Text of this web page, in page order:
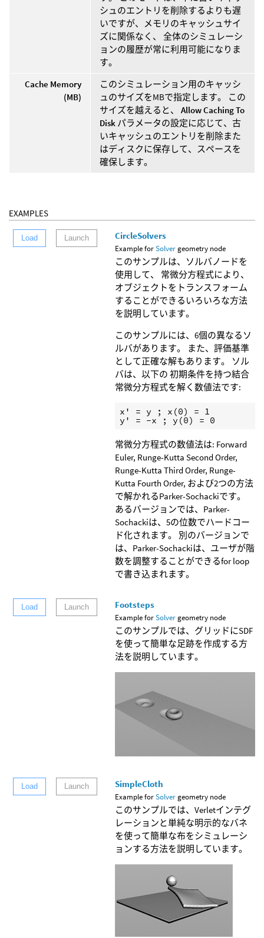
シュのエントリを削除するよりも遅
いですが、メモリのキャッシュサイ
ズに関係なく、 全体のシミュレーシ
ョンの履歴が常に利用可能になりま
す。
Cache Memory
(MB)
このシミュレーション用のキャッシ
ュのサイズをMBで指定します。 この
サイズを越えると、 Allow Caching To
Disk パラメータの設定に応じて、古
いキャッシュのエントリを削除また
はディスクに保存して、スペースを
確保します。
EXAMPLES
Load Launch CircleSolvers
Example forSolvergeometry node
このサンプルは、ソルバノードを
使用して、 常微分方程式により、
オブジェクトをトランスフォーム
することができるいろいろな方法
を説明しています。
このサンプルには、6個の異なるソ
ルバがあります。 また、評価基準
として正確な解もあります。 ソル
バは、以下の 初期条件を持つ結合
常微分方程式を解く数値法です:
x' = y ; x(0) = 1
y' = -x ; y(0) = 0
常微分方程式の数値法は: Forward
Euler, Runge-Kutta Second Order,
Runge-Kutta Third Order, Runge-
Kutta Fourth Order, および2つの方法
で解かれるParker-Sochackiです。
あるバージョンでは、Parker-
Sochackiは、5の位数でハードコー
ド化されます。 別のバージョンで
は、Parker-Sochackiは、ユーザが階
数を調整することができるfor loop
で書き込まれます。
Load Launch Footsteps
Example forSolvergeometry node
このサンプルでは、グリッドにSDF
を使って簡単な足跡を作成する方
法を説明しています。
Load Launch SimpleCloth
Example forSolvergeometry node
このサンプルでは、Verletインテグ
レーションと単純な明示的なバネ
を使って簡単な布をシミュレーシ
ョンする方法を説明しています。